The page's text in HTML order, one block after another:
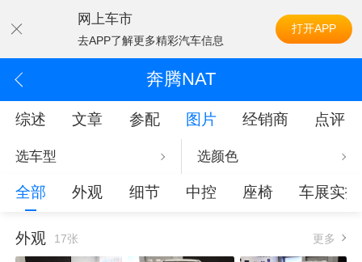
网上车市
去APP了解更多精彩汽车信息
打开APP
奔腾NAT
综述 文章 参配 图片 经销商 点评
选车型 选颜色
全部 外观 细节 中控 座椅 车展实拍
外观 17张 更多